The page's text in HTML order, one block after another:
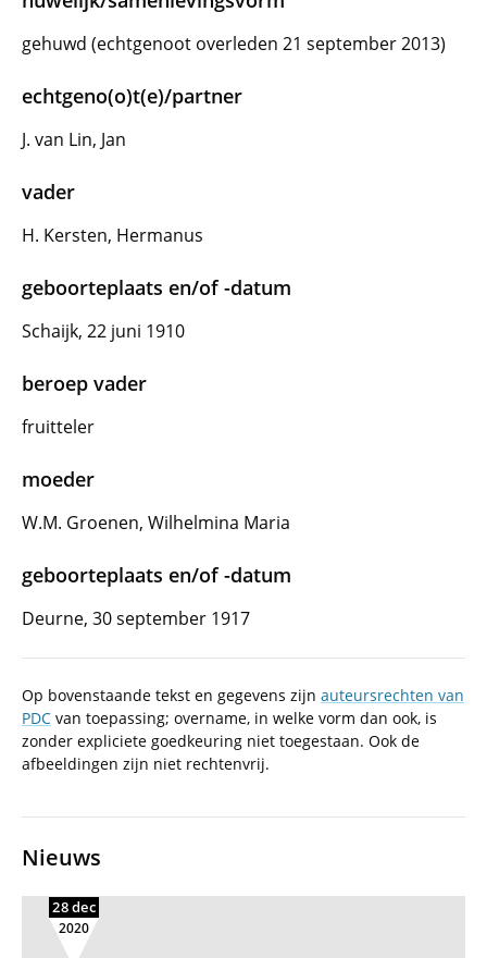
gehuwd (echtgenoot overleden 21 september 2013)
echtgeno(o)t(e)/partner
J. van Lin, Jan
vader
H. Kersten, Hermanus
geboorteplaats en/of -datum
Schaijk, 22 juni 1910
beroep vader
fruitteler
moeder
W.M. Groenen, Wilhelmina Maria
geboorteplaats en/of -datum
Deurne, 30 september 1917
Op bovenstaande tekst en gegevens zijn auteursrechten van
PDC van toepassing; overname, in welke vorm dan ook, is
zonder expliciete goedkeuring niet toegestaan. Ook de
afbeeldingen zijn niet rechtenvrij.
Nieuws
28 dec
2020